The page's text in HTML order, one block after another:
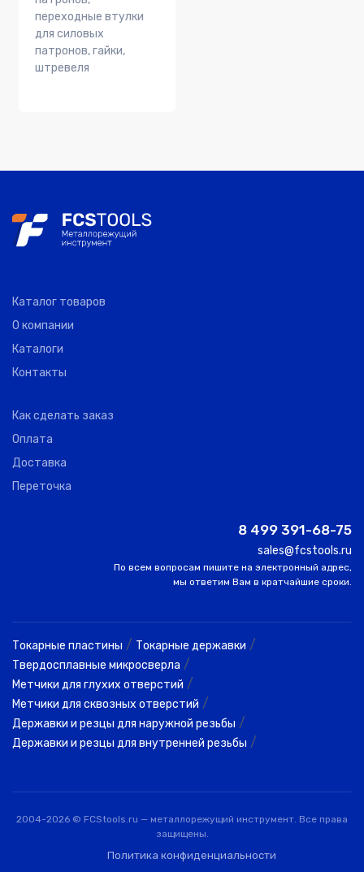
переходные втулки
для силовых
патронов, гайки,
штревеля
Каталог товаров
О компании
Каталоги
Контакты
Как сделать заказ
Оплата
Доставка
Переточка
8 499 391-68-75
sales@fcstools.ru
По всем вопросам пишите на электронный адрес,
мы ответим Вам в кратчайшие сроки.
Токарные пластины / Токарные державки /
Твердосплавные микросверла /
Метчики для глухих отверстий /
Метчики для сквозных отверстий /
Державки и резцы для наружной резьбы /
Державки и резцы для внутренней резьбы /
2004-2026 © FCStools.ru — металлорежущий инструмент. Все права
защищены.
Политика конфиденциальности